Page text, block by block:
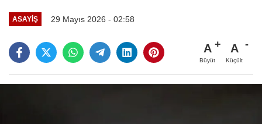
ASAYIŞ 29 Mayıs 2026 - 02:58
A
Büyüt
A
Küçült